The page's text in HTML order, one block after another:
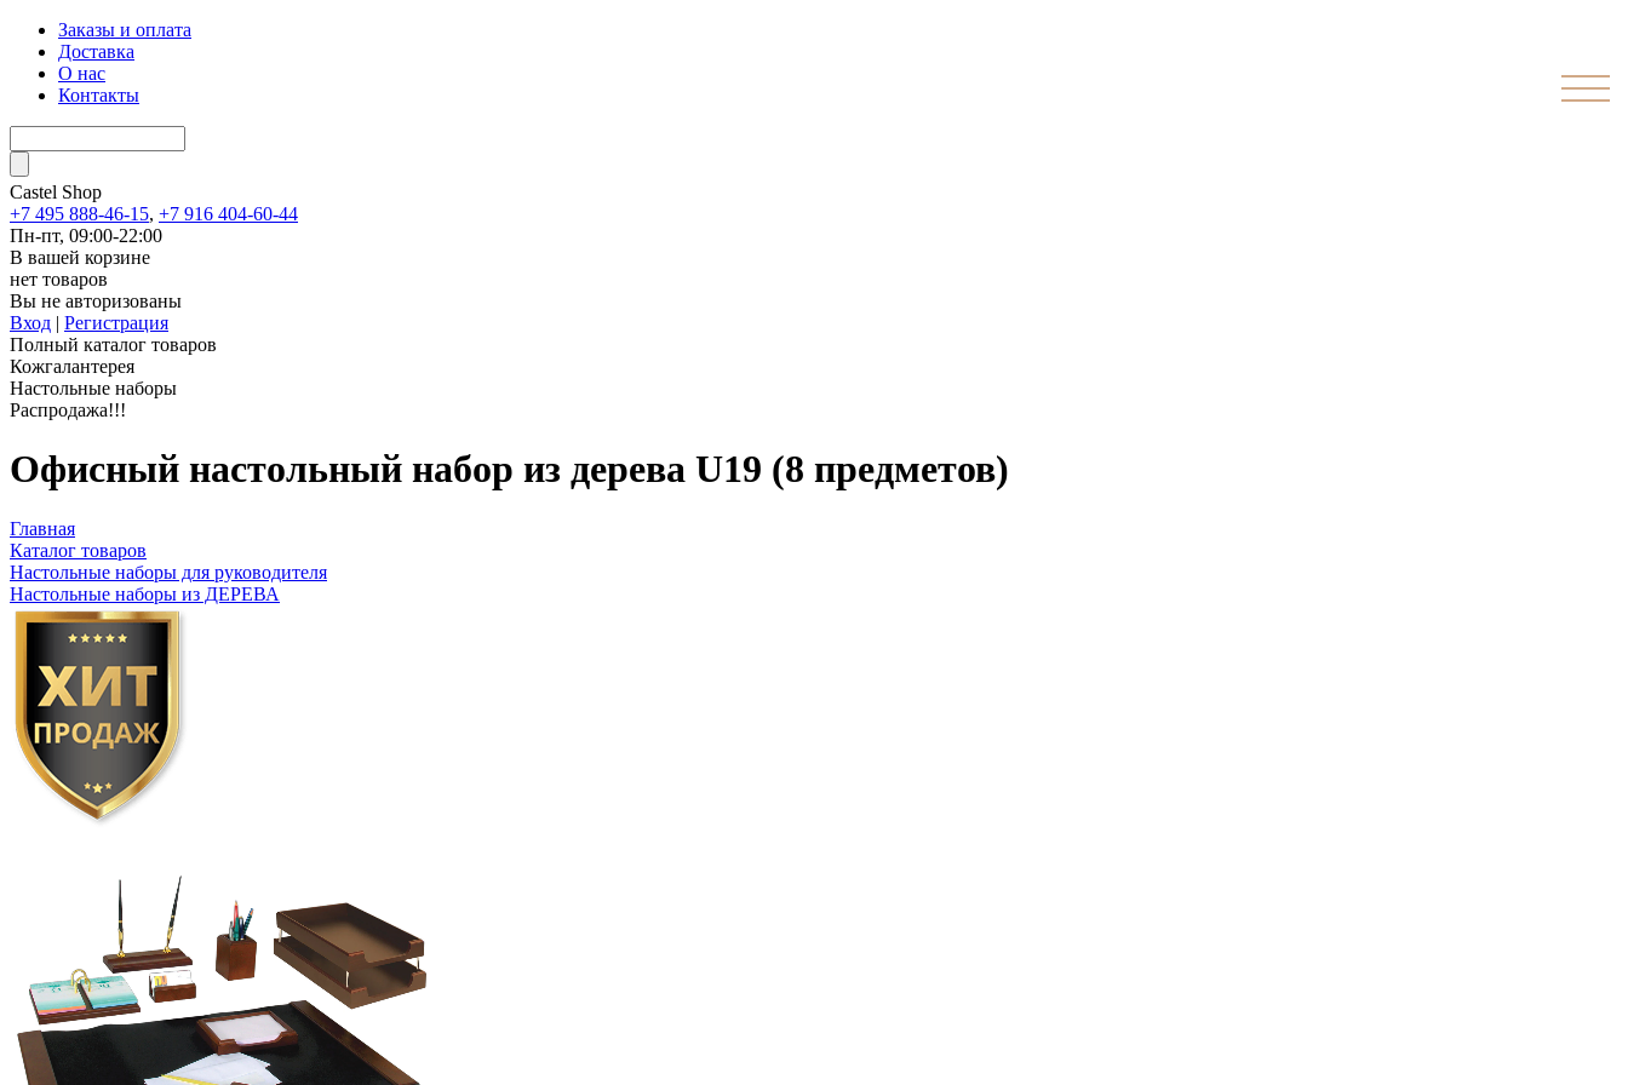
Заказы и оплата
Доставка
О нас
Контакты
Castel Shop
+7 495 888-46-15, +7 916 404-60-44
Пн-пт, 09:00-22:00
В вашей корзине
нет товаров
Вы не авторизованы
Вход | Регистрация
Полный каталог товаров
Кожгалантерея
Настольные наборы
Распродажа!!!
Офисный настольный набор из дерева U19 (8 предметов)
Главная
Каталог товаров
Настольные наборы для руководителя
Настольные наборы из ДЕРЕВА